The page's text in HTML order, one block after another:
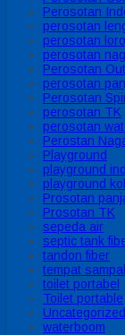
Perosotan
perosotan
perosotan
perosotan
Perosotan
perosotan
Perosotan
perosotan TK
perosotan
Perostan
Playground
playground
playground
Prosotan
Prosotan TK
sepeda air
septic tank
tandon fiber
tempat
toilet portabel
Toilet portable
Uncategorized
waterboom